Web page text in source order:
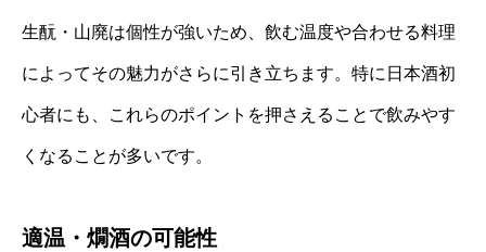
生酛・山廃は個性が強いため、飲む温度や合わせる料理
によってその魅力がさらに引き立ちます。特に日本酒初
心者にも、これらのポイントを押さえることで飲みやす
くなることが多いです。
適温・燗酒の可能性